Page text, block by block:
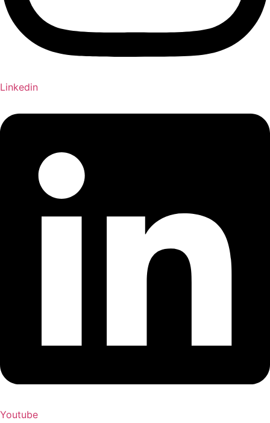
Linkedin
Youtube